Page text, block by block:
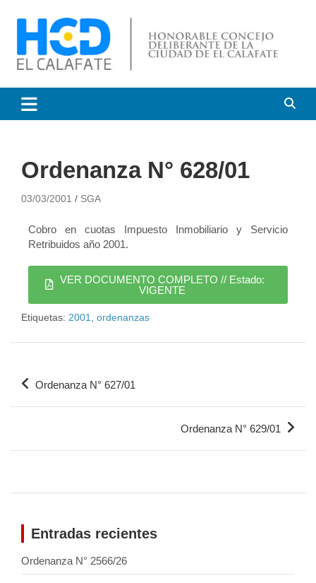
Honorable Concejo
Deliberante de El Calafate
Ordenanza N° 628/01
03/03/2001 SGA
Cobro en cuotas Impuesto Inmobiliario y Servicio
Retribuidos año 2001.
VER DOCUMENTO COMPLETO // Estado:
VIGENTE
Etiquetas: 2001 ordenanzas
Ordenanza N° 627/01
Ordenanza N° 629/01
Entradas recientes
Ordenanza N° 2566/26